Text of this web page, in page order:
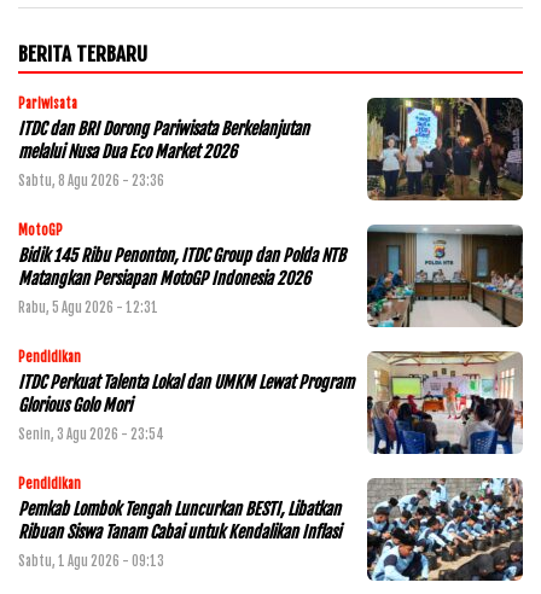
BERITA TERBARU
Pariwisata
ITDC dan BRI Dorong Pariwisata Berkelanjutan
melalui Nusa Dua Eco Market 2026
Sabtu, 8 Agu 2026 - 23:36
MotoGP
Bidik 145 Ribu Penonton, ITDC Group dan Polda NTB
Matangkan Persiapan MotoGP Indonesia 2026
Rabu, 5 Agu 2026 - 12:31
Pendidikan
ITDC Perkuat Talenta Lokal dan UMKM Lewat Program
Glorious Golo Mori
Senin, 3 Agu 2026 - 23:54
Pendidikan
Pemkab Lombok Tengah Luncurkan BESTI, Libatkan
Ribuan Siswa Tanam Cabai untuk Kendalikan Inflasi
Sabtu, 1 Agu 2026 - 09:13